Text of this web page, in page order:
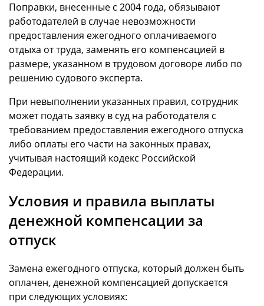
Поправки, внесенные с 2004 года, обязывают
работодателей в случае невозможности
предоставления ежегодного оплачиваемого
отдыха от труда, заменять его компенсацией в
размере, указанном в трудовом договоре либо по
решению судового эксперта.
При невыполнении указанных правил, сотрудник
может подать заявку в суд на работодателя с
требованием предоставления ежегодного отпуска
либо оплаты его части на законных правах,
учитывая настоящий кодекс Российской
Федерации.
Условия и правила выплаты
денежной компенсации за
отпуск
Замена ежегодного отпуска, который должен быть
оплачен, денежной компенсацией допускается
при следующих условиях: